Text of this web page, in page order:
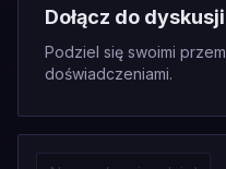
Dołącz do dyskusji
Podziel się swoimi
doświadczeniami.